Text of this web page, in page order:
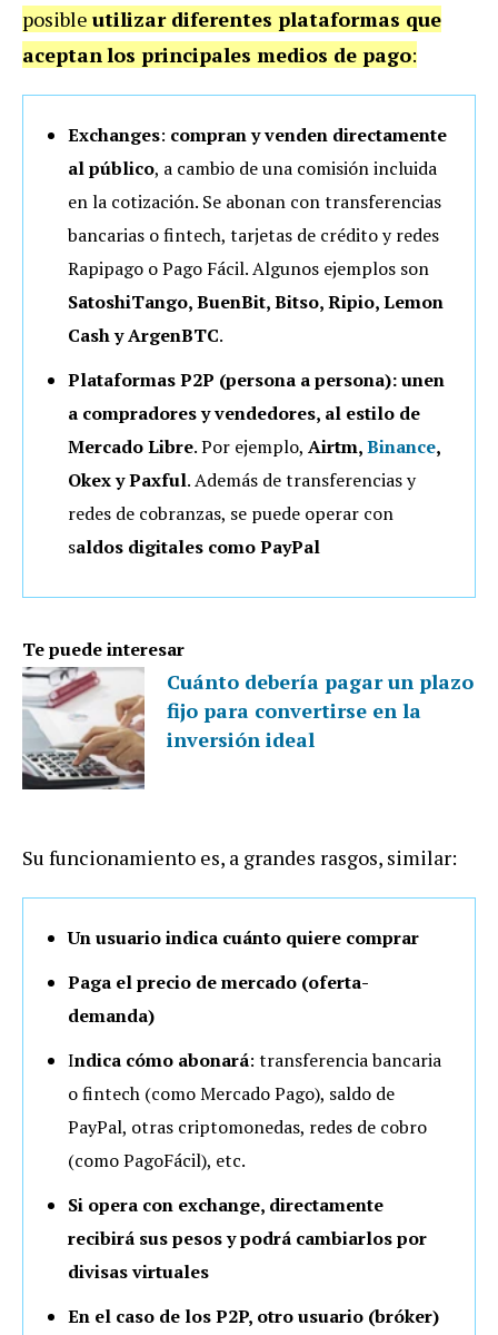
posible utilizar diferentes plataformas que
aceptanlos principales medios de pago:
Exchanges: compran y venden directamente
al público, a cambio de una comisión incluida
en la cotización. Se abonan con transferencias
bancarias o fintech, tarjetas de crédito y redes
Rapipago o Pago Fácil. Algunos ejemplos son
SatoshiTango, BuenBit, Bitso, Ripio, Lemon
Cash y ArgenBTC.
Plataformas P2P (persona a persona): unen
a compradores y vendedores, al estilo de
Mercado Libre. Por ejemplo, Airtm,Binance,
Okex y Paxful. Además de transferencias y
redes de cobranzas, se puede operar con
saldos digitales como PayPal
Te puede interesar
Cuánto debería pagar un plazo
fijo para convertirse en la
inversión ideal
Su funcionamiento es, a grandes rasgos, similar:
Un usuario indica cuánto quiere comprar
Paga el precio de mercado (oferta-
demanda)
Indica cómo abonará: transferencia bancaria
o fintech (como Mercado Pago), saldo de
PayPal, otras criptomonedas, redes de cobro
(como PagoFácil), etc.
Si opera con exchange, directamente
recibirá sus pesos y podrá cambiarlos por
divisas virtuales
En el caso de los P2P, otro usuario (bróker)